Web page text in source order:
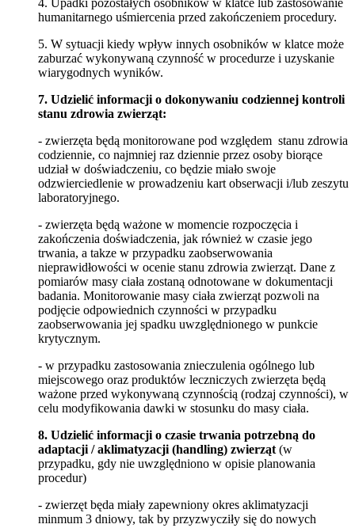
humanitarnego uśmiercenia przed zakończeniem procedury.
5. W sytuacji kiedy wpływ innych osobników w klatce może
zaburzać wykonywaną czynność w procedurze i uzyskanie
wiarygodnych wyników.
7. Udzielić informacji o dokonywaniu codziennej kontroli
stanu zdrowia zwierząt:
- zwierzęta będą monitorowane pod względem stanu zdrowia
codziennie, co najmniej raz dziennie przez osoby biorące
udział w doświadczeniu, co będzie miało swoje
odzwierciedlenie w prowadzeniu kart obserwacji i/lub zeszytu
laboratoryjnego.
- zwierzęta będą ważone w momencie rozpoczęcia i
zakończenia doświadczenia, jak również w czasie jego
trwania, a takze w przypadku zaobserwowania
nieprawidłowości w ocenie stanu zdrowia zwierząt. Dane z
pomiarów masy ciała zostaną odnotowane w dokumentacji
badania. Monitorowanie masy ciała zwierząt pozwoli na
podjęcie odpowiednich czynności w przypadku
zaobserwowania jej spadku uwzględnionego w punkcie
krytycznym.
- w przypadku zastosowania znieczulenia ogólnego lub
miejscowego oraz produktów leczniczych zwierzęta będą
ważone przed wykonywaną czynnością (rodzaj czynności), w
celu modyfikowania dawki w stosunku do masy ciała.
8. Udzielić informacji o czasie trwania potrzebną do
adaptacji / aklimatyzacji (handling) zwierząt (w
przypadku, gdy nie uwzględniono w opisie planowania
procedur)
- zwierzęt będa miały zapewniony okres aklimatyzacji
minmum 3 dniowy, tak by przyzwycziły się do nowych